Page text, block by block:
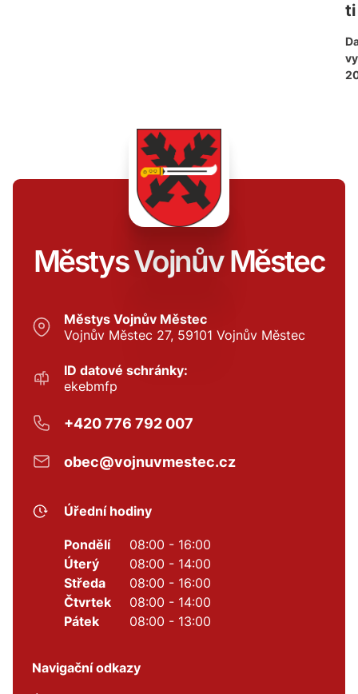
ti
Městys Vojnův Městec
Městys Vojnův Městec
Vojnův Městec 27, 59101 Vojnův Městec
ID datové schránky:
ekebmfp
+420 776 792 007
obec@vojnuvmestec.cz
Úřední hodiny
Pondělí
08:00 - 16:00
Úterý
08:00 - 14:00
Středa
08:00 - 16:00
Čtvrtek
08:00 - 14:00
Pátek
08:00 - 13:00
Navigační odkazy